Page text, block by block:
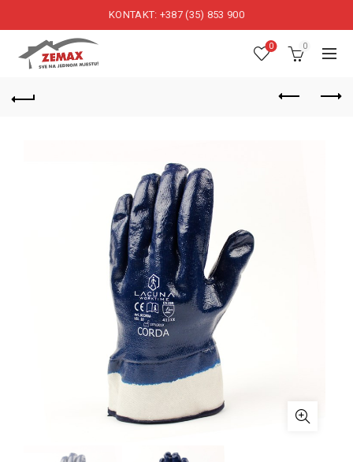
KONTAKT: +387 (35) 853 900
0 0